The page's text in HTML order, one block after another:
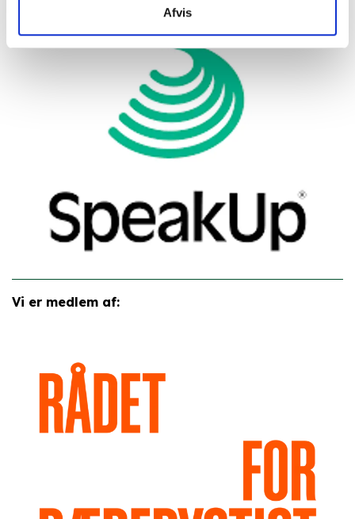
Afvis
Vi er medlem af: